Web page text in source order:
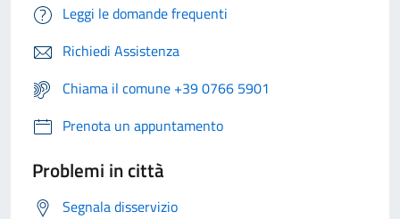
Leggi le domande frequenti
Richiedi Assistenza
Chiama il comune +39 0766 5901
Prenota un appuntamento
Problemi in città
Segnala disservizio